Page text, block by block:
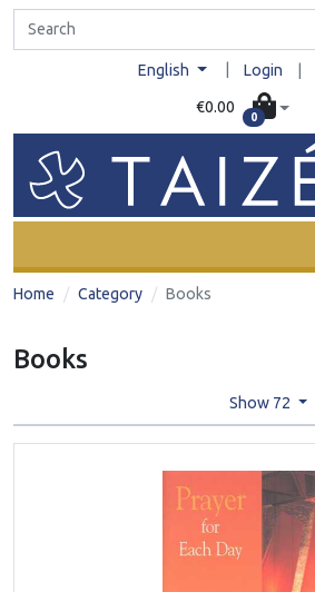
English Login
€0.00
0
Home Category Books
Books
Show 72